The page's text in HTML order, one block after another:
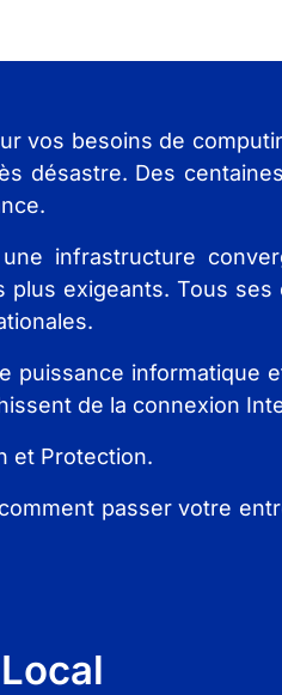
vos besoins de
désastre. Des
infrastructure
exigeants. Tous ses
puissance informatique
de la connexion
et Protection.
passer votre